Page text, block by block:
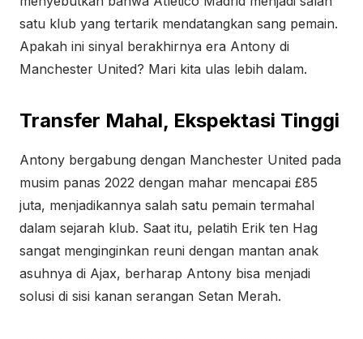
satu klub yang tertarik mendatangkan sang pemain.
Apakah ini sinyal berakhirnya era Antony di
Manchester United? Mari kita ulas lebih dalam.
Transfer Mahal, Ekspektasi Tinggi
Antony bergabung dengan Manchester United pada
musim panas 2022 dengan mahar mencapai £85
juta, menjadikannya salah satu pemain termahal
dalam sejarah klub. Saat itu, pelatih Erik ten Hag
sangat menginginkan reuni dengan mantan anak
asuhnya di Ajax, berharap Antony bisa menjadi
solusi di sisi kanan serangan Setan Merah.